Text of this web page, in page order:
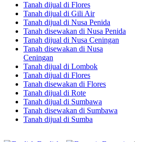
Tanah dijual di Flores
Tanah dijual di Gili Air
Tanah dijual di Nusa Penida
Tanah disewakan di Nusa Penida
Tanah dijual di Nusa Ceningan
Tanah disewakan di Nusa
Ceningan
Tanah dijual di Lombok
Tanah dijual di Flores
Tanah disewakan di Flores
Tanah dijual di Rote
Tanah dijual di Sumbawa
Tanah disewakan di Sumbawa
Tanah dijual di Sumba